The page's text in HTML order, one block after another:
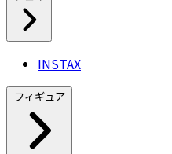
INSTAX
フィギュア